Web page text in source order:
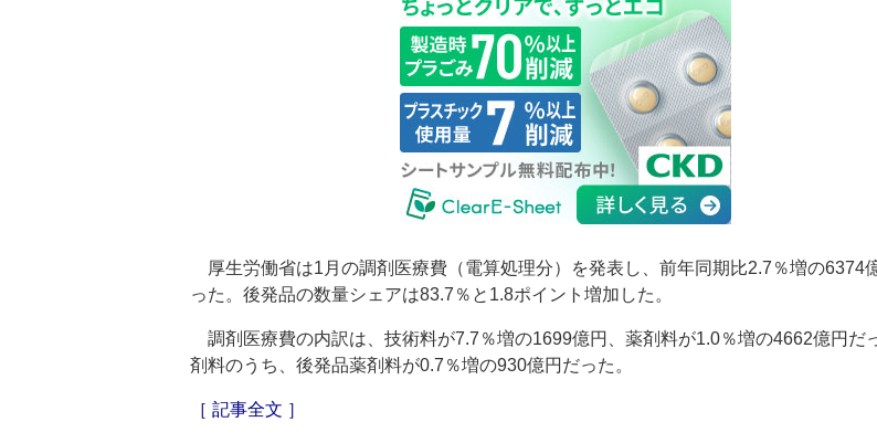
厚生労働省は1月の調剤医療費（電算処理分）を発表し、前年同期比2.7％増の6374
った。後発品の数量シェアは83.7％と1.8ポイント増加した。
調剤医療費の内訳は、技術料が7.7％増の1699億円、薬剤料が1.0％増の4662億円だ
剤料のうち、後発品薬剤料が0.7％増の930億円だった。
［ 記事全文 ］